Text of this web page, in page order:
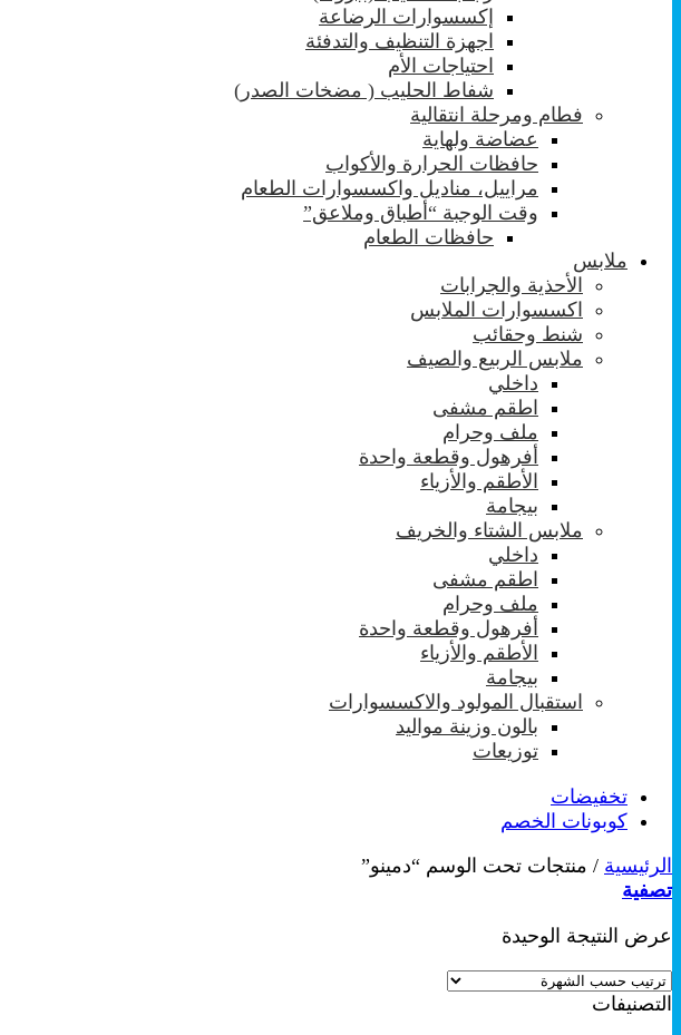
إكسسوارات الرضاعة
اجهزة التنظيف والتدفئة
احتياجات الأم
شفاط الحليب ( مضخات الصدر)
فطام ومرحلة انتقالية
عضاضة ولهاية
حافظات الحرارة والأكواب
مراييل، مناديل واكسسوارات الطعام
وقت الوجبة “أطباق وملاعق”
حافظات الطعام
ملابس
الأحذية والجرابات
اكسسوارات الملابس
شنط وحقائب
ملابس الربيع والصيف
داخلي
اطقم مشفى
ملف وحرام
أفرهول وقطعة واحدة
الأطقم والأزياء
بيجامة
ملابس الشتاء والخريف
داخلي
اطقم مشفى
ملف وحرام
أفرهول وقطعة واحدة
الأطقم والأزياء
بيجامة
استقبال المولود والاكسسوارات
بالون وزينة مواليد
توزيعات
تخفيضات
كوبونات الخصم
الرئيسية / منتجات تحت الوسم “دمينو”
تصفية
عرض النتيجة الوحيدة
التصنيفات